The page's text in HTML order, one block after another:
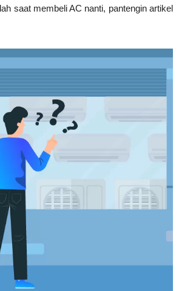
saat membeli AC nanti, pantengin artikel